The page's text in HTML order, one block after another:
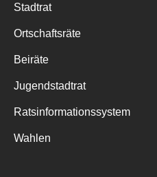
Stadtrat
Ortschaftsräte
Beiräte
Jugendstadtrat
Ratsinformationssystem
Wahlen